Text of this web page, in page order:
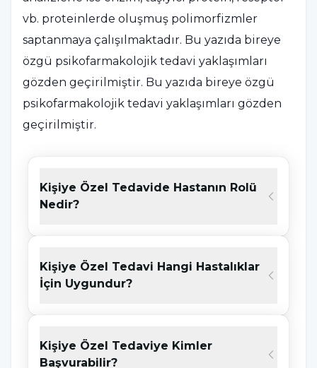
vb. proteinlerde oluşmuş polimorfizmler
saptanmaya çalışılmaktadır. Bu yazıda bireye
özgü psikofarmakolojik tedavi yaklaşımları
gözden geçirilmiştir. Bu yazıda bireye özgü
psikofarmakolojik tedavi yaklaşımları gözden
geçirilmiştir.
KAYNAKÇA
Nalimov A, Akkaş Ö, Eryılmaz G. Psikiyatride
kişiye özel tedavi yaklaşımları. Küsdül
Yaklaşımları. 1. Baskı. Ankara: Türkiye
Klinikleri; 2023. p.32-9.
psikolojik ve sosyal özelliklerini tam anlamıyla
kavrayarak başlar. Hastanın sadece belirli bir
hastalıkla değil, bireyin genel sağlık
Kişiye Özel Tedavide Hastanın Rolü
Nedir?
Kişiye Özel Tedavi Hangi Hastalıklar
İçin Uygundur?
Kişiye Özel Tedaviye Kimler
Başvurabilir?